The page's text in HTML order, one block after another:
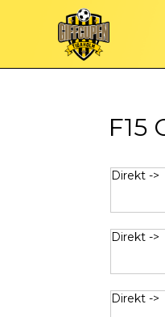
F15
Direkt ->
Direkt ->
Direkt ->